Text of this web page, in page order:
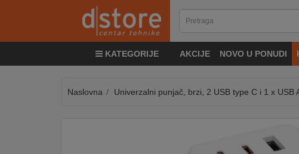
KATEGORIJE AKCIJE NOVO U PONUDI
&
Naslovna Univerzalni punjač, brzi, 2 USB type C i 1 x USB